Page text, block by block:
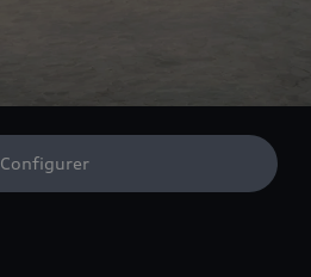
Configurer